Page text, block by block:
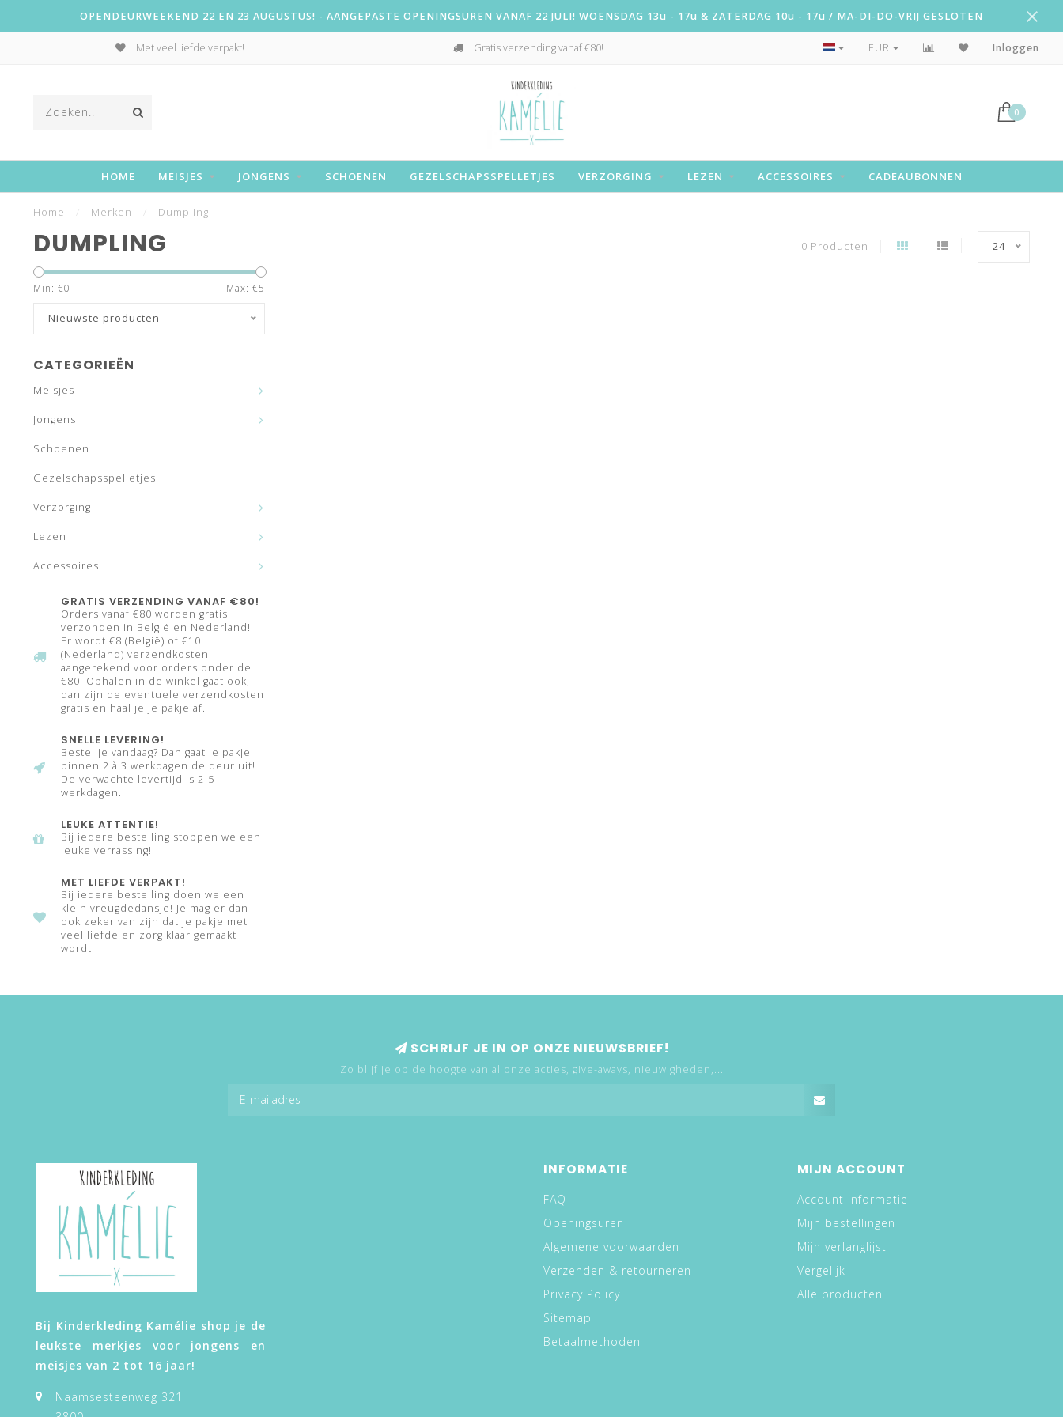
OPENDEURWEEKEND 22 EN 23 AUGUSTUS! - AANGEPASTE OPENINGSUREN VANAF 22 JULI! WOENSDAG 13u - 17u & ZATERDAG 10u - 17u / MA-DI-DO-VRIJ GESLOTEN
Met veel liefde verpakt! Gratis verzending vanaf €80! Snelle levering!
EUR Inloggen
0
HOME MEISJES JONGENS SCHOENEN GEZELSCHAPSSPELLETJES VERZORGING LEZEN ACCESSOIRES CADEAUBONNEN
Home Merken Dumpling
DUMPLING 0 Producten 24
Min: €0 Max: €5
Nieuwste producten
CATEGORIEËN
Meisjes
Jongens
Schoenen
Gezelschapsspelletjes
Verzorging
Lezen
Accessoires
GRATIS VERZENDING VANAF €80!
Orders vanaf €80 worden gratis
verzonden in België en Nederland!
Er wordt €8 (België) of €10
(Nederland) verzendkosten
aangerekend voor orders onder de
€80. Ophalen in de winkel gaat ook,
dan zijn de eventuele verzendkosten
gratis en haal je je pakje af.
SNELLE LEVERING!
Bestel je vandaag? Dan gaat je pakje
binnen 2 à 3 werkdagen de deur uit!
De verwachte levertijd is 2-5
werkdagen.
LEUKE ATTENTIE!
Bij iedere bestelling stoppen we een
leuke verrassing!
MET LIEFDE VERPAKT!
Bij iedere bestelling doen we een
klein vreugdedansje! Je mag er dan
ook zeker van zijn dat je pakje met
veel liefde en zorg klaar gemaakt
wordt!
SCHRIJF JE IN OP ONZE NIEUWSBRIEF!
Zo blijf je op de hoogte van al onze acties, give-aways, nieuwigheden,...
Bij Kinderkleding Kamélie shop je de
leukste merkjes voor jongens en
meisjes van 2 tot 16 jaar!
Naamsesteenweg 321
INFORMATIE
FAQ
Openingsuren
Algemene voorwaarden
Verzenden & retourneren
Privacy Policy
Sitemap
Betaalmethoden
MIJN ACCOUNT
Account informatie
Mijn bestellingen
Mijn verlanglijst
Vergelijk
Alle producten